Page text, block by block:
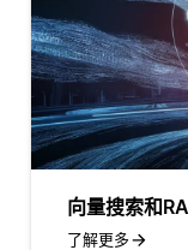
向量搜索和
了解更多